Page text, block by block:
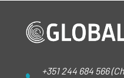
+351 244 684 566